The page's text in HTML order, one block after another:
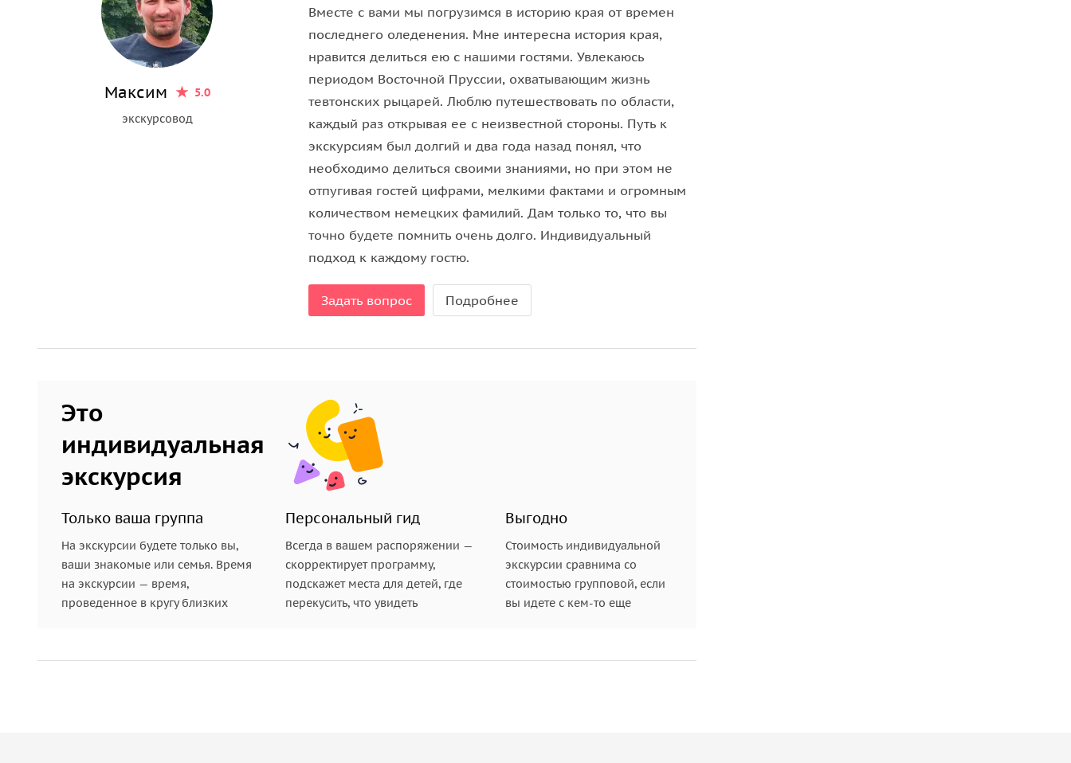
Максим
5.0
экскурсовод
Вместе с вами мы погрузимся в историю края от времен
последнего оледенения. Мне интересна история края,
нравится делиться ею с нашими гостями. Увлекаюсь
периодом Восточной Пруссии, охватывающим жизнь
тевтонских рыцарей. Люблю путешествовать по области,
каждый раз открывая ее с неизвестной стороны. Путь к
экскурсиям был долгий и два года назад понял, что
необходимо делиться своими знаниями, но при этом не
отпугивая гостей цифрами, мелкими фактами и огромным
количеством немецких фамилий. Дам только то, что вы
точно будете помнить очень долго. Индивидуальный
подход к каждому гостю.
Задать вопрос Подробнее
Это
индивидуальная
экскурсия
Только ваша группа
На экскурсии будете только вы,
ваши знакомые или семья. Время
на экскурсии — время,
проведенное в кругу близких
Персональный гид
Всегда в вашем распоряжении —
скорректирует программу,
подскажет места для детей, где
перекусить, что увидеть
Выгодно
Стоимость индивидуальной
экскурсии сравнима со
стоимостью групповой, если
вы идете с кем-то еще